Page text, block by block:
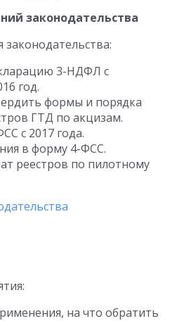
законодательства
3-НДФЛ с
год.
формы и порядка
ГТД по акцизам.
с 2017 года.
в форму 4-ФСС.
реестров по пилотному
на что обратить